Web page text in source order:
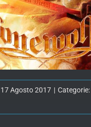
17 Agosto 2017 | Categorie: